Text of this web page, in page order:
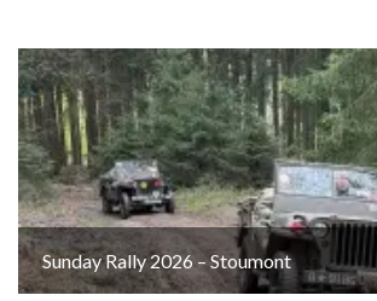
Sunday Rally 2026 – Stoumont